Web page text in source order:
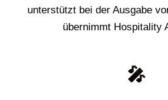
unterstützt bei der Ausgabe
übernimmt Hospitality
🎤